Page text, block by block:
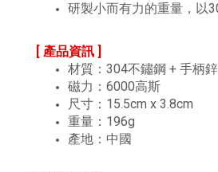
研製小而有力的重量，以
[ 產品資訊 ]
材質：304不鏽鋼 + 手柄
磁力：6000高斯
尺寸：15.5cm x 3.8cm
重量：196g
產地：中國